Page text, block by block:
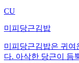
CU
미피당근김밥
미피당근김밥은 귀
다. 아삭한 당근이 듬